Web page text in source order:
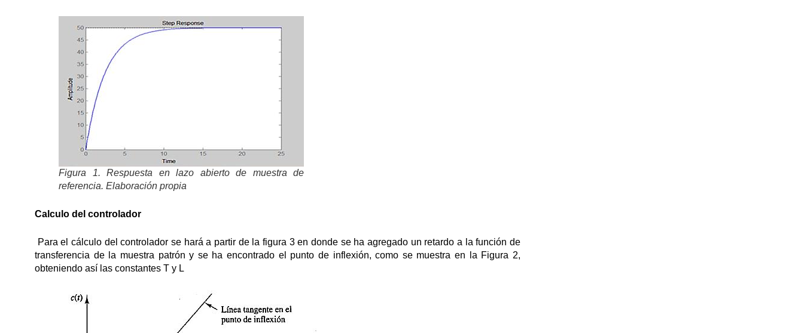
Figura 1. Respuesta en lazo abierto de muestra de
referencia. Elaboración propia
Calculo del controlador
Para el cálculo del controlador se hará a partir de la figura 3 en donde se ha agregado un retardo a la función de
transferencia de la muestra patrón y se ha encontrado el punto de inflexión, como se muestra en la Figura 2,
obteniendo así las constantes T y L